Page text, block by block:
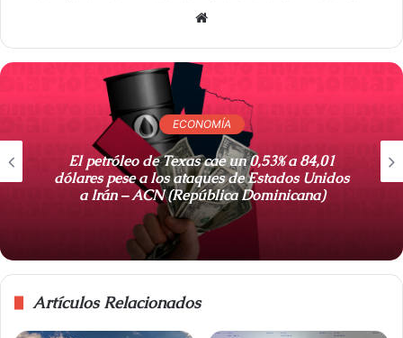
t
o
w
b
ECONOMÍA
El petróleo de Texas cae un 0,53% a 84,01
dólares pese a los ataques de Estados Unidos
a Irán – ACN (República Dominicana)
Artículos Relacionados